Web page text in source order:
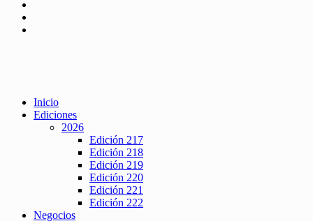
Inicio
Ediciones
2026
Edición 217
Edición 218
Edición 219
Edición 220
Edición 221
Edición 222
Negocios